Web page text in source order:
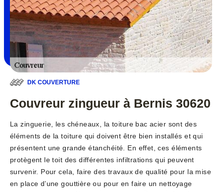
DK COUVERTURE
Couvreur zingueur à Bernis 30620
La zinguerie, les chéneaux, la toiture bac acier sont des
éléments de la toiture qui doivent être bien installés et qui
présentent une grande étanchéité. En effet, ces éléments
protègent le toit des différentes infiltrations qui peuvent
survenir. Pour cela, faire des travaux de qualité pour la mise
en place d’une gouttière ou pour en faire un nettoyage